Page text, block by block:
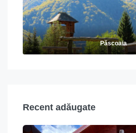
Păscoaia
Recent adăugate